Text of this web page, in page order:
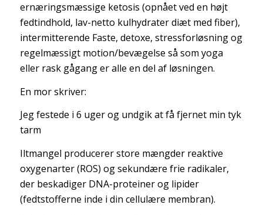
ernæringsmæssige ketosis (opnået ved en højt
fedtindhold, lav-netto kulhydrater diæt med fiber),
intermitterende Faste, detoxe, stressforløsning og
regelmæssigt motion/bevægelse så som yoga
eller rask gågang er alle en del af løsningen.
En mor skriver:
Jeg festede i 6 uger og undgik at få fjernet min tyk
tarm
Iltmangel producerer store mængder reaktive
oxygenarter (ROS) og sekundære frie radikaler,
der beskadiger DNA-proteiner og lipider
(fedtstofferne inde i din cellulære membran).